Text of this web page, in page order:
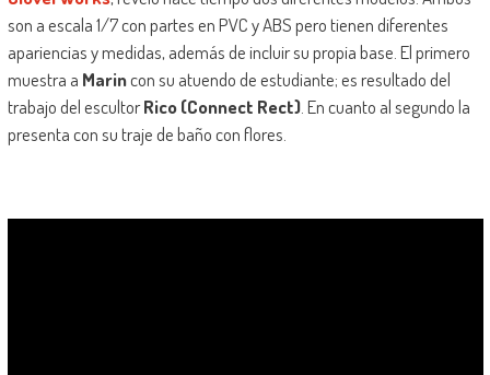
son a escala 1/7 con partes en PVC y ABS pero tienen diferentes
apariencias y medidas, además de incluir su propia base. El primero
muestra a Marincon su atuendo de estudiante; es resultado del
trabajo del escultorRico (Connect Rect). En cuanto al segundo la
presenta con su traje de baño con flores.